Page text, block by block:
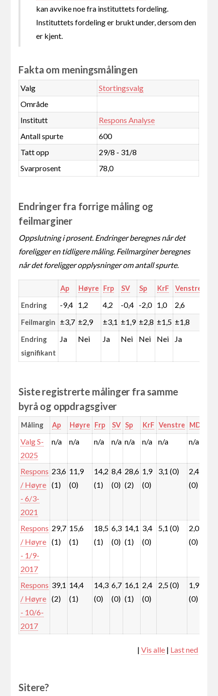
kan avvike noe fra instituttets fordeling.
Instituttets fordeling er brukt under, dersom den
er kjent.
Fakta om meningsmålingen
Valg
Stortingsvalg
Område
Institutt
Respons Analyse
Antall spurte
600
Tatt opp
29/8 - 31/8
Svarprosent
78,0
Endringer fra forrige måling og
feilmarginer
Oppslutning i prosent. Endringer beregnes når det
foreligger en tidligere måling. Feilmarginer beregnes
når det foreligger opplysninger om antall spurte.
Ap Høyre Frp SV Sp KrF Venstre
Endring -9,4 1,2 4,2 -0,4 -2,0 1,0 2,6
Feilmargin ±3,7 ±2,9 ±3,1 ±1,9 ±2,8 ±1,5 ±1,8
Endring
signifikant
Ja Nei Ja Nei Nei Nei Ja
Siste registrerte målinger fra samme
byrå og oppdragsgiver
Måling Ap Høyre Frp SV Sp KrF Venstre MDG
Valg S-
2025
n/a n/a n/a n/a n/a n/a n/a n/a
Respons
/ Høyre
- 6/3-
2021
23,6
(1)
11,9
(0)
14,2
(1)
8,4
(0)
28,6
(2)
1,9
(0)
3,1 (0)
2,4
(0)
Respons
/ Høyre
- 1/9-
2017
29,7
(1)
15,6
(1)
18,5
(1)
6,3
(0)
14,1
(1)
3,4
(0)
5,1 (0)
2,0
(0)
Respons
/ Høyre
- 10/6-
2017
39,1
(2)
14,4
(1)
14,3
(0)
6,7
(0)
16,1
(1)
2,4
(0)
2,5 (0)
1,9
(0)
|Vis alle | Last ned
Sitere?